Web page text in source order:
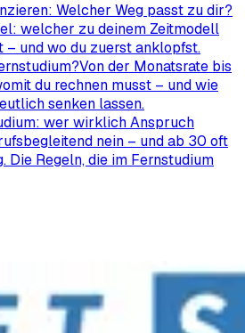
Welcher Weg passt zu dir?
welcher zu deinem Zeitmodell
– und wo du zuerst anklopfst.
Von der Monatsrate bis
du rechnen musst – und wie
senken lassen.
wer wirklich Anspruch
nein – und ab 30 oft
Die Regeln, die im Fernstudium